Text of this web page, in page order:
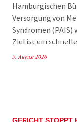
Hamburgischen
Versorgung von
Syndromen (PAIS)
Ziel ist ein
5. August 2026
GERICHT STOPPT